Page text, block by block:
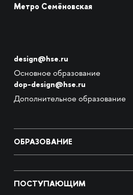
Метро Семёновская
design@hse.ru
Основное образование
dop-design@hse.ru
Дополнительное образование
ОБРАЗОВАНИЕ
ПОСТУПАЮЩИМ